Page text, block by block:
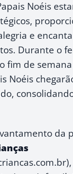
Noéis
e
Durante o
fim de
Noéis
da